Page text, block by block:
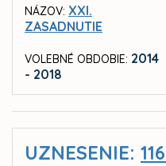
NÁZOV: XXI.
ZASADNUTIE
VOLEBNÉ OBDOBIE: 2014
- 2018
UZNESENIE: